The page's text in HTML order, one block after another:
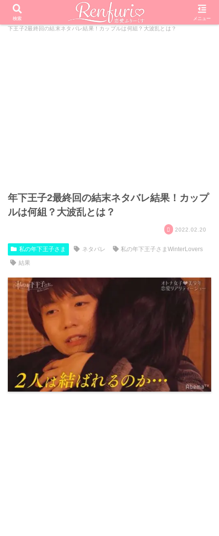
PR
ホーム 恋愛リアリティーショー 私の年下王子さま
年
下王子2最終回の結末ネタバレ結果！カップルは何組？大波乱とは？
年下王子2最終回の結末ネタバレ結果！カップ
ルは何組？大波乱とは？
2022.02.20
私の年下王子さま ネタバレ
私の年下王子さまWinterLovers
結果
検索 メニュー